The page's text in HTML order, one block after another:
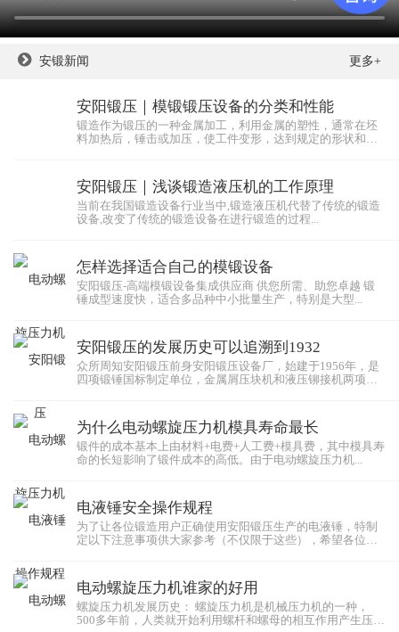
安锻新闻 更多+
安阳锻压｜模锻锻压设备的分类和性能
锻造作为锻压的一种金属加工，利用金属的塑性，通常在坯
料加热后，锤击或加压，使工件变形，达到规定的形状和尺
安阳锻压｜浅谈锻造液压机的工作原理
当前在我国锻造设备行业当中,锻造液压机代替了传统的锻造
设备,改变了传统的锻造设备在进行锻造的过程...
怎样选择适合自己的模锻设备
安阳锻压-高端模锻设备集成供应商 供您所需、助您卓越 锻
锤成型速度快，适合多品种中小批量生产，特别是大型...
安阳锻压的发展历史可以追溯到1932
众所周知安阳锻压前身安阳锻压设备厂，始建于1956年，是
四项锻锤国标制定单位，金属屑压块机和液压铆接机两项
为什么电动螺旋压力机模具寿命最长
锻件的成本基本上由材料+电费+人工费+模具费，其中模具寿
命的长短影响了锻件成本的高低。由于电动螺旋压力机...
电液锤安全操作规程
为了让各位锻造用户正确使用安阳锻压生产的电液锤，特制
定以下注意事项供大家参考（不仅限于这些），希望各位都
电动螺旋压力机谁家的好用
螺旋压力机发展历史： 螺旋压力机是机械压力机的一种，
500多年前，人类就开始利用螺杆和螺母的相互作用产生压力